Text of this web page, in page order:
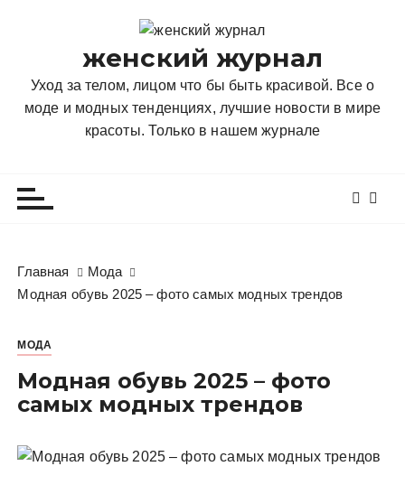
женский журнал
Уход за телом, лицом что бы быть красивой. Все о
моде и модных тенденциях, лучшие новости в мире
красоты. Только в нашем журнале
Главная
Мода
Модная обувь 2025 – фото самых модных трендов
МОДА
Модная обувь 2025 – фото
самых модных трендов